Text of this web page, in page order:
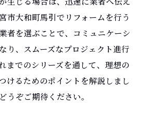
市大和町馬引でリフォームを行う
者を選ぶことで、コミュニケーシ
り、スムーズなプロジェクト進行
までのシリーズを通して、理想の
けるためのポイントを解説しまし
うぞご期待ください。